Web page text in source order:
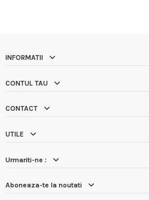
INFORMATII
CONTUL TAU
CONTACT
UTILE
Urmariti-ne :
Aboneaza-te la noutati